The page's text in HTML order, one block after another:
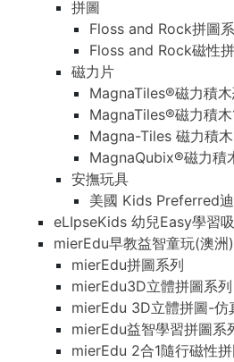
拼圖
Floss and Rock拼圖
Floss and Rock磁性
磁力片
MagnaTiles®磁力積
MagnaTiles®磁力積
Magna-Tiles 磁力積
MagnaQubix®磁力積
安撫玩具
美國 Kids Preferred
eLIpseKids 幼兒Easy學習
mierEdu早教益智童玩(澳洲)
mierEdu拼圖系列
mierEdu3D立體拼圖系列
mierEdu 3D立體拼圖-仿
mierEdu益智學習拼圖系
mierEdu 2合1隨行磁性